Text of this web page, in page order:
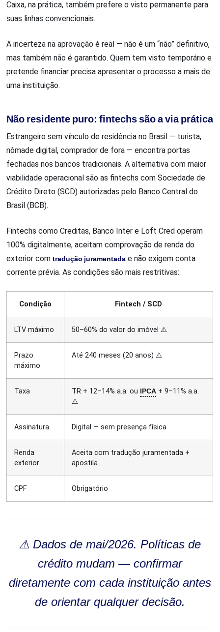
Caixa, na prática, também prefere o visto permanente para
suas linhas convencionais.
A incerteza na aprovação é real — não é um “não” definitivo,
mas também não é garantido. Quem tem visto temporário e
pretende financiar precisa apresentar o processo a mais de
uma instituição.
Não residente puro: fintechs são a via prática
Estrangeiro sem vínculo de residência no Brasil — turista,
nômade digital, comprador de fora — encontra portas
fechadas nos bancos tradicionais. A alternativa com maior
viabilidade operacional são as fintechs com Sociedade de
Crédito Direto (SCD) autorizadas pelo Banco Central do
Brasil (BCB).
Fintechs como Creditas, Banco Inter e Loft Cred operam
100% digitalmente, aceitam comprovação de renda do
exterior comtradução juramentada e não exigem conta
corrente prévia. As condições são mais restritivas:
Condição Fintech / SCD
LTV máximo 50–60% do valor do imóvel ⚠️
Prazo
máximo
Até 240 meses (20 anos) ⚠️
Taxa TR + 12–14% a.a. ou IPCA + 9–11% a.a.
⚠️
Assinatura Digital — sem presença física
Renda
exterior
Aceita com tradução juramentada +
apostila
CPF Obrigatório
⚠️ Dados de mai/2026. Políticas de
crédito mudam — confirmar
diretamente com cada instituição antes
de orientar qualquer decisão.